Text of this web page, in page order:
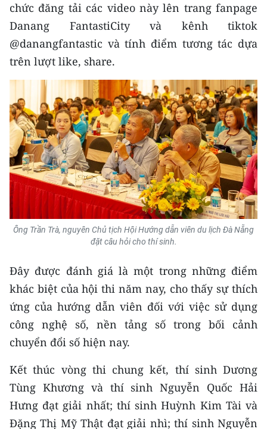
Bắc Trung Bộ
Duyên hải Nam Trung Bộ và Tây
Nguyên
Đông Nam Bộ
Đồng bằng sông Cửu Long
Chuyên trang Hà Nội
Chuyên trang TP. Hồ Chí Minh
CHUYÊN ĐỀ
CÁC CHUYÊN TRANG
THỜI NAY
NHÂN DÂN CUỐI TUẦN
NHÂN DÂN HẰNG THÁNG
MUA BÁO
ĐỌC BÁO IN
chức đăng tải các video này lên trang fanpage
Danang FantastiCity và kênh tiktok
@danangfantastic và tính điểm tương tác dựa
trên lượt like, share.
Ông Trần Trà, nguyên Chủ tịch Hội Hướng dẫn viên du lịch Đà Nẵng
đặt câu hỏi cho thí sinh.
Đây được đánh giá là một trong những điểm
khác biệt của hội thi năm nay, cho thấy sự thích
ứng của hướng dẫn viên đối với việc sử dụng
công nghệ số, nền tảng số trong bối cảnh
chuyển đổi số hiện nay.
Kết thúc vòng thi chung kết, thí sinh Dương
Tùng Khương và thí sinh Nguyễn Quốc Hải
Hưng đạt giải nhất; thí sinh Huỳnh Kim Tài và
Đặng Thị Mỹ Thật đạt giải nhì; thí sinh Nguyễn